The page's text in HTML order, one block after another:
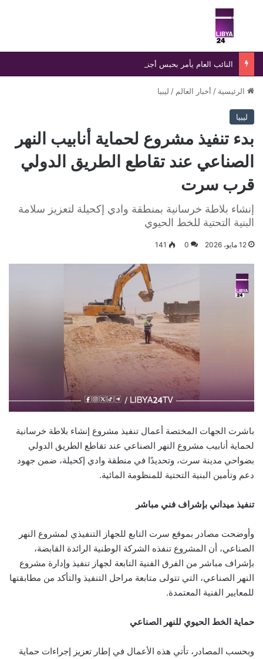
بحث عن
الرئيسية / أخبار العالم / ليبيا
ليبيا
بدء تنفيذ مشروع لحماية أنابيب النهر
الصناعي عند تقاطع الطريق الدولي
قرب سرت
إنشاء بلاطة خرسانية بمنطقة وادي إكحيلة لتعزيز سلامة
البنية التحتية للخط الحيوي
12 مايو، 2026 0
141
باشرت الجهات المختصة أعمال تنفيذ مشروع إنشاء بلاطة خرسانية
لحماية أنابيب مشروع النهر الصناعي عند تقاطع الطريق الدولي
بضواحي مدينة سرت، وتحديدًا في منطقة وادي إكحيلة، ضمن جهود
دعم وتأمين البنية التحتية للمنظومة المائية.
تنفيذ ميداني بإشراف فني مباشر
وأوضحت مصادر بموقع سرت التابع للجهاز التنفيذي لمشروع النهر
الصناعي، أن المشروع تنفذه الشركة الوطنية الرائدة القابضة،
بإشراف مباشر من الفرق الفنية التابعة لجهاز تنفيذ وإدارة مشروع
النهر الصناعي، التي تتولى متابعة مراحل التنفيذ والتأكد من مطابقتها
للمعايير الفنية المعتمدة.
حماية الخط الحيوي للنهر الصناعي
وبحسب المصادر، تأتي هذه الأعمال في إطار تعزيز إجراءات حماية